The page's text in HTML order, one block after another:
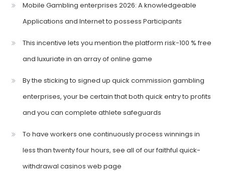
Mobile Gambling enterprises 2026: A knowledgeable
Applications and Internet to possess Participants
This incentive lets you mention the platform risk-100 % free
and luxuriate in an array of online game
By the sticking to signed up quick commission gambling
enterprises, your be certain that both quick entry to profits
and you can complete athlete safeguards
To have workers one continuously process winnings in
less than twenty four hours, see all of our faithful quick-
withdrawal casinos web page